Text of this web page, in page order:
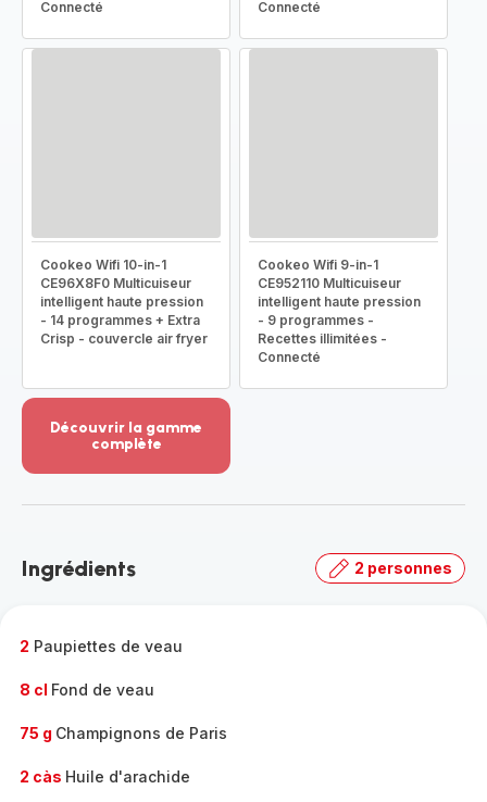
Connecté
Connecté
Cookeo Wifi 10-in-1
CE96X8F0 Multicuiseur
intelligent haute pression
- 14 programmes + Extra
Crisp - couvercle air fryer
Cookeo Wifi 9-in-1
CE952110 Multicuiseur
intelligent haute pression
- 9 programmes -
Recettes illimitées -
Connecté
Découvrir la gamme
complète
-
gamme
Ingrédients 2 personnes
2 Paupiettes de veau
8 cl Fond de veau
75 g Champignons de Paris
2 càs Huile d'arachide